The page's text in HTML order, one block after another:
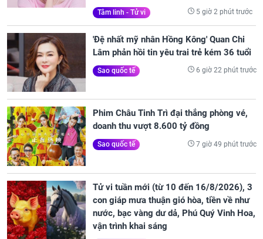
Tâm linh - Tử vi 5 giờ 2 phút trước
'Đệ nhất mỹ nhân Hồng Kông' Quan Chi
Lâm phản hồi tin yêu trai trẻ kém 36 tuổi
Sao quốc tế 6 giờ 22 phút trước
Phim Châu Tinh Trì đại thắng phòng vé,
doanh thu vượt 8.600 tỷ đồng
Sao quốc tế 7 giờ 49 phút trước
Tử vi tuần mới (từ 10 đến 16/8/2026), 3
con giáp mưa thuận gió hòa, tiền về như
nước, bạc vàng dư dả, Phú Quý Vinh Hoa,
vận trình khai sáng